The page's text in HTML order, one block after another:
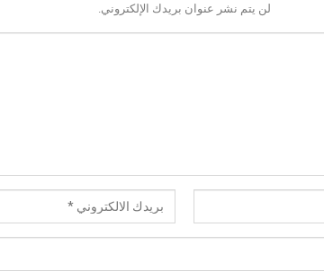
لن يتم نشر عنوان بريدك الإلكتروني.